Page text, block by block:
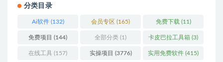
分类目录
Ai软件(132) 会员专区 (165) 免费下载(11)
免费项目 (144) 全部分类 (1) 卡皮巴拉工具箱 (3)
在线工具 (157) 实操项目 (3776) 实用免费软件 (415)